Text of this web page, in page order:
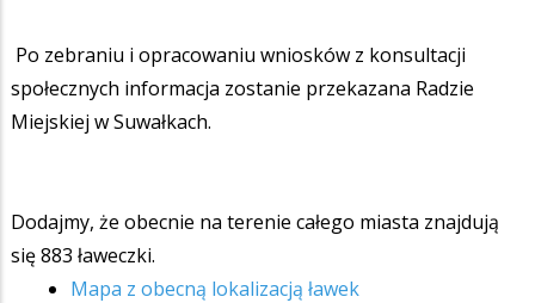
Po zebraniu i opracowaniu wniosków z konsultacji
społecznych informacja zostanie przekazana Radzie
Miejskiej w Suwałkach.
Dodajmy, że obecnie na terenie całego miasta znajdują
się 883 ławeczki.
Mapa z obecną lokalizacją ławek